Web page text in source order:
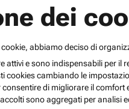
dei
abbiamo deciso di
attivi e sono indispensabili per il
cookies cambiando le
di migliorare il
sono aggregati per analisi